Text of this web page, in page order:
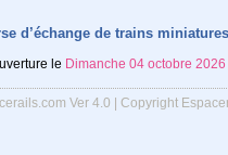
d’échange de trains
le Dimanche 04 octobre 2026
Ver 4.0 | Copyright